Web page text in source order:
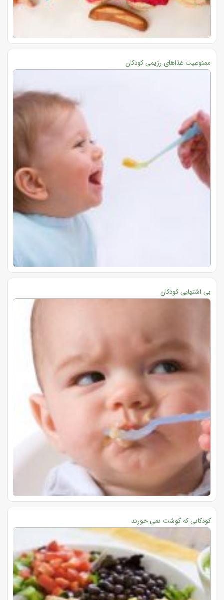
ممنوعیت غذاهای رژیمی کودکان
بی اشتهایی کودکان
کودکانی که گوشت نمی خورند